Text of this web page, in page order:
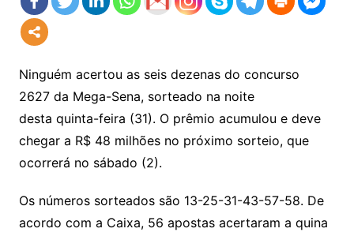
Ninguém acertou as seis dezenas do concurso
2627 da Mega-Sena, sorteado na noite
desta quinta-feira (31). O prêmio acumulou e deve
chegar a R$ 48 milhões no próximo sorteio, que
ocorrerá no sábado (2).
Os números sorteados são 13-25-31-43-57-58. De
acordo com a Caixa, 56 apostas acertaram a quina